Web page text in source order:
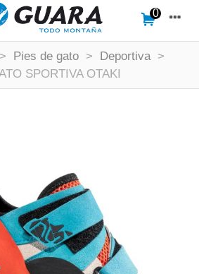
0
> Pies de gato > Deportiva >
SPORTIVA OTAKI